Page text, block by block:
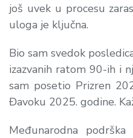
još uvek u procesu
uloga je ključna.
Bio sam svedok
izazvanih ratom 90-ih i
sam posetio Prizren
Đavoku 2025. godine.
Međunarodna